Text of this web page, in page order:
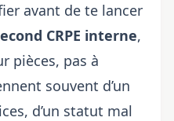
avant de te lancer
CRPE interne,
pièces, pas à
souvent d’un
d’un statut mal